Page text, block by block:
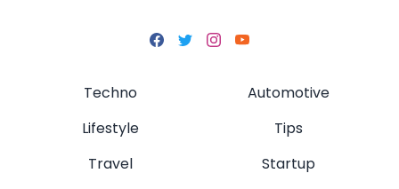
Techno
Lifestyle
Travel
Automotive
Tips
Startup